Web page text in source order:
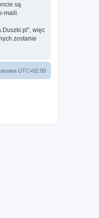
są
maili.
więc
zostanie
UTC+02:00